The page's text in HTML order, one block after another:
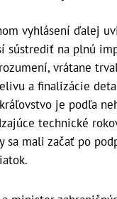
vyhlásení ďalej
sústrediť na plnú
vrátane
a finalizácie
je podľa
technické
sa mali začať po